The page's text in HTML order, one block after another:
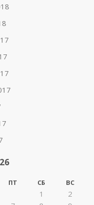
ПТ СБ ВС
1
2